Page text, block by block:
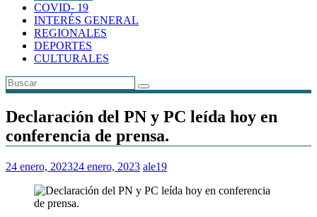
COVID- 19
INTERÉS GENERAL
REGIONALES
DEPORTES
CULTURALES
Declaración del PN y PC leída hoy en
conferencia de prensa.
24 enero, 202324 enero, 2023 ale19